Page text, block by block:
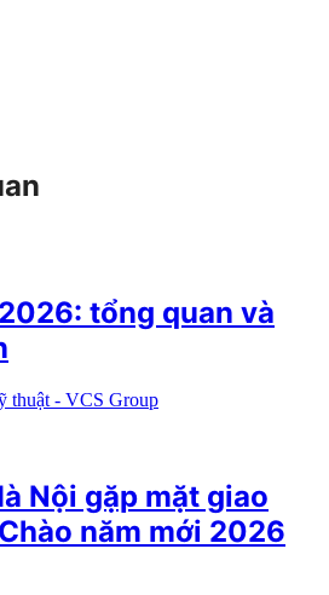
tổng quan và
thuật - VCS Group
Nội gặp mặt giao
năm mới 2026